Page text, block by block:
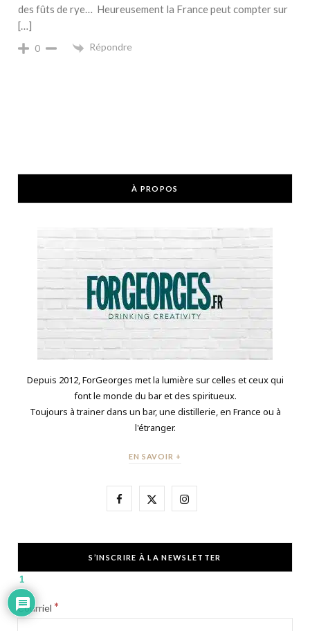
des fûts de rye… Heureusement la France peut compter sur
[…]
0 Répondre
À PROPOS
Depuis 2012, ForGeorges met la lumière sur celles et ceux qui
font le monde du bar et des spiritueux.
Toujours à trainer dans un bar, une distillerie, en France ou à
l'étranger.
EN SAVOIR +
F
e
X
w
I
t
S’INSCRIRE À LA NEWSLETTER
Courriel *
1